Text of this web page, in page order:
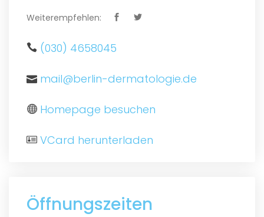
Weiterempfehlen:
(030) 4658045
mail@berlin-dermatologie.de
Homepage besuchen
VCard herunterladen
Öffnungszeiten